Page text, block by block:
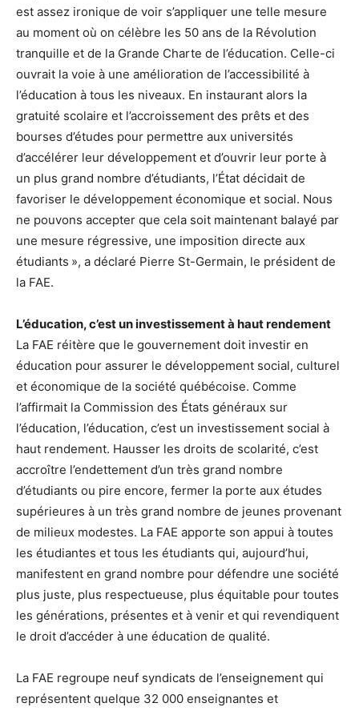
est assez ironique de voir s’appliquer une telle mesure
au moment où on célèbre les 50 ans de la Révolution
tranquille et de la Grande Charte de l’éducation. Celle-ci
ouvrait la voie à une amélioration de l’accessibilité à
l’éducation à tous les niveaux. En instaurant alors la
gratuité scolaire et l’accroissement des prêts et des
bourses d’études pour permettre aux universités
d’accélérer leur développement et d’ouvrir leur porte à
un plus grand nombre d’étudiants, l’État décidait de
favoriser le développement économique et social. Nous
ne pouvons accepter que cela soit maintenant balayé par
une mesure régressive, une imposition directe aux
étudiants », a déclaré Pierre St-Germain, le président de
la FAE.
L’éducation, c’est un investissement à haut rendement
La FAE réitère que le gouvernement doit investir en
éducation pour assurer le développement social, culturel
et économique de la société québécoise. Comme
l’affirmait la Commission des États généraux sur
l’éducation, l’éducation, c’est un investissement social à
haut rendement. Hausser les droits de scolarité, c’est
accroître l’endettement d’un très grand nombre
d’étudiants ou pire encore, fermer la porte aux études
supérieures à un très grand nombre de jeunes provenant
de milieux modestes. La FAE apporte son appui à toutes
les étudiantes et tous les étudiants qui, aujourd’hui,
manifestent en grand nombre pour défendre une société
plus juste, plus respectueuse, plus équitable pour toutes
les générations, présentes et à venir et qui revendiquent
le droit d’accéder à une éducation de qualité.
La FAE regroupe neuf syndicats de l’enseignement qui
représentent quelque 32 000 enseignantes et